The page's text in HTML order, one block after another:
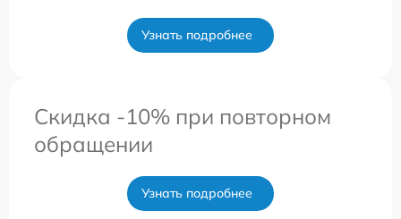
Узнать подробнее
Скидка -10% при повторном
обращении
Узнать подробнее